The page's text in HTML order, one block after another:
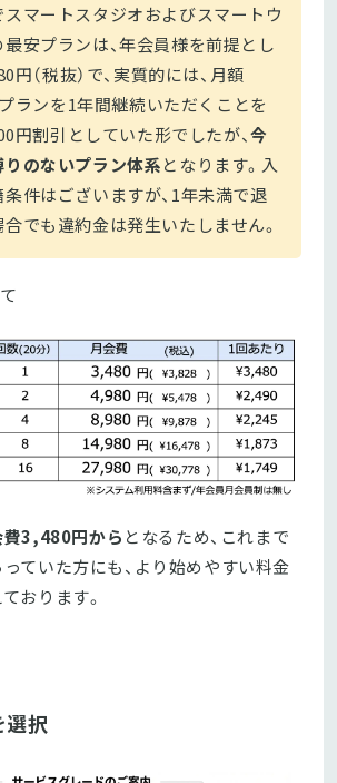
マートスタジオおよびスマートウ
安プランは、年会員様を前提とし
円（税抜）で、実質的には、月額
ランを1年間継続いただくことを
円割引としていた形でしたが、今
のないプラン体系となります。入
件はございますが、1年未満で退
でも違約金は発生いたしません。
3,480円から となるため、これまで
ていた方にも、より始めやすい料金
おります。
択